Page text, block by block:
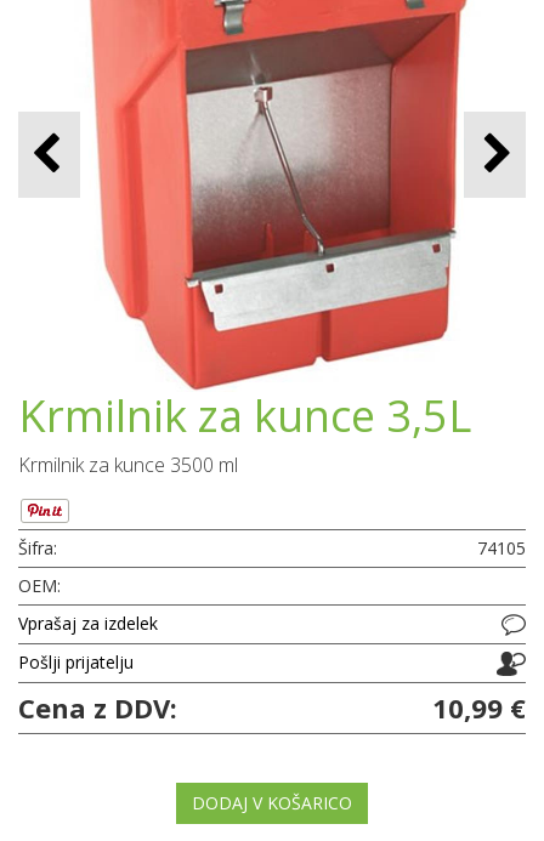
Krmilnik za kunce 3,5L
Krmilnik za kunce 3500 ml
Šifra:
74105
OEM:
Vprašaj za izdelek
Pošlji prijatelju
Cena z DDV: 10,99 €
DODAJ V KOŠARICO